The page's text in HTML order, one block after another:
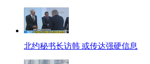
北约秘书长访韩 或传达强硬信息